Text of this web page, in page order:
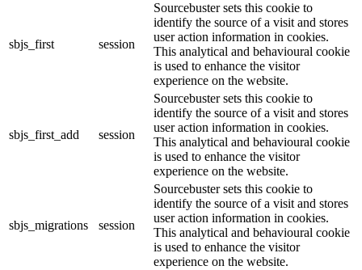
sbjs_first session
Sourcebuster sets this cookie to
identify the source of a visit and stores
user action information in cookies.
This analytical and behavioural cookie
is used to enhance the visitor
experience on the website.
sbjs_first_add session
Sourcebuster sets this cookie to
identify the source of a visit and stores
user action information in cookies.
This analytical and behavioural cookie
is used to enhance the visitor
experience on the website.
sbjs_migrations session
Sourcebuster sets this cookie to
identify the source of a visit and stores
user action information in cookies.
This analytical and behavioural cookie
is used to enhance the visitor
experience on the website.